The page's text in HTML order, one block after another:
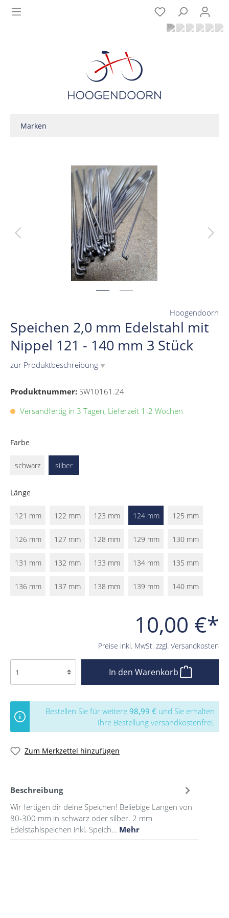
Marken
Speichen 2,0 mm Edelstahl mit
Nippel 121 - 140 mm 3 Stück
zur Produktbeschreibung ▼
Hoogendoorn
Produktnummer: SW10161.24
10,00 €*
Preise inkl. MwSt. zzgl. Versandkosten
Versandfertig in 3 Tagen, Lieferzeit 1-2 Wochen
Farbe
schwarz silber
Länge
121 mm 122 mm 123 mm 124 mm 125 mm
126 mm 127 mm 128 mm 129 mm 130 mm
131 mm 132 mm 133 mm 134 mm 135 mm
136 mm 137 mm 138 mm 139 mm 140 mm
In den Warenkorb
Bestellen Sie für weitere 98,99 € und Sie erhalten
Ihre Bestellung versandkostenfrei.
Zum Merkzettel hinzufügen
Beschreibung
Wir fertigen dir deine Speichen! Beliebige Längen von
80-300 mm in schwarz oder silber. 2 mm
Edelstahlspeichen inkl. Speich… Mehr